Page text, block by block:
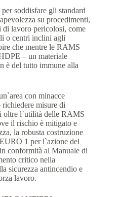
soddisfare gli standard
su procedimenti,
lavoro pericolosi, come
o centri inclini agli
che mentre le RAMS
– un materiale
è del tutto immune alla
con minacce
misure di
oltre l`utilità delle RAMS
il rischio è mitigato e
la robusta costruzione
1 per l`azione del
conformità al Manuale di
critico nella
sicurezza antincendio e
lavoro.